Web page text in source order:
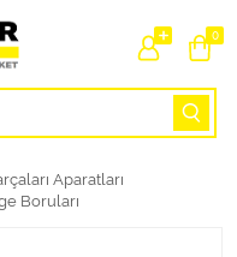
0
Aparatları
Boruları